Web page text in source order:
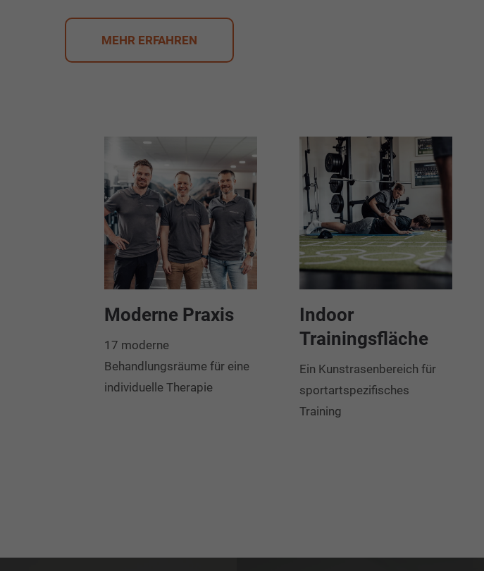
MEHR ERFAHREN
Moderne Praxis
17 moderne
Behandlungsräume für eine
individuelle Therapie
Indoor
Trainingsfläche
Ein Kunstrasenbereich für
sportartspezifisches
Training